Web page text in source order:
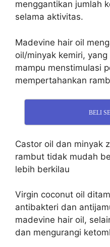
menggantikan jumlah
selama aktivitas.
Madevine hair oil
oil/minyak kemiri,
mampu menstimulasi
mempertahankan
BELI
Castor oil dan minyak
rambut tidak mudah
lebih berkilau
Virgin coconut oil
antibakteri dan
madevine hair oil,
dan mengurangi